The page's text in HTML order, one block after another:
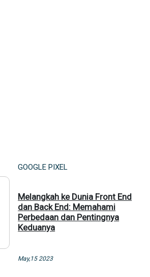
GOOGLE PIXEL
Melangkah ke Dunia Front End
dan Back End: Memahami
Perbedaan dan Pentingnya
Keduanya
May,15 2023